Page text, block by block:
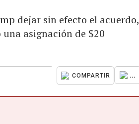
dejar sin efecto el acuerdo,
asignación de $20
COMPARTIR ...